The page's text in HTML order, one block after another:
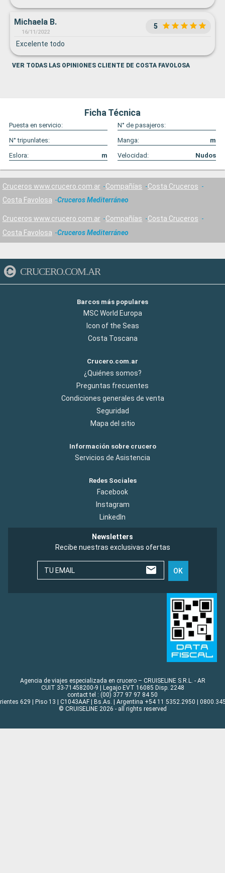
Michaela B.
16/11/2022
5
Excelente todo
VER TODAS LAS OPINIONES CLIENTE DE COSTA FAVOLOSA
Ficha Técnica
Puesta en servicio:
N° de pasajeros:
N° tripunlates:
Manga:
m
Eslora:
m Velocidad: Nudos
Cruceros www.crucero.com.ar Compañías
Costa Cruceros
Costa Favolosa
Cruceros Mediterráneo
Cruceros www.crucero.com.ar Compañías
Costa Cruceros
Costa Favolosa
Cruceros Mediterráneo
CRUCERO.COM.AR
Barcos más populares
MSC World Europa
Icon of the Seas
Costa Toscana
Crucero.com.ar
¿Quiénes somos?
Preguntas frecuentes
Condiciones generales de venta
Seguridad
Mapa del sitio
Información sobre crucero
Servicios de Asistencia
Redes Sociales
Facebook
Instagram
LinkedIn
Newsletters
Recibe nuestras exclusivas ofertas
TU EMAIL OK
Agencia de viajes especializada en crucero – CRUISELINE S.R.L. - AR
CUIT 33-71458200-9 | Legajo EVT 16085 Disp. 2248
contact tel : (00) 377 97 97 84 50
629 | Piso 13 | C1043AAF | Bs.As. | Argentina +54 11 5352.2950 |
© CRUISELINE 2026 - all rights reserved